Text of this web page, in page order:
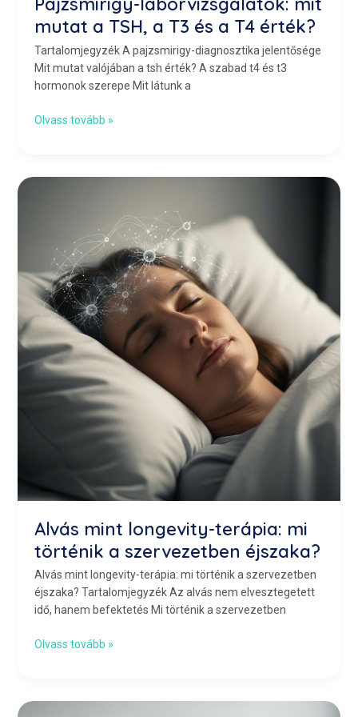
mutat a TSH, a T3 és a T4 érték?
Tartalomjegyzék A pajzsmirigy-diagnosztika jelentősége
Mit mutat valójában a tsh érték? A szabad t4 és t3
hormonok szerepe Mit látunk a
Olvass tovább »
Alvás mint longevity-terápia: mi
történik a szervezetben éjszaka?
Alvás mint longevity-terápia: mi történik a szervezetben
éjszaka? Tartalomjegyzék Az alvás nem elvesztegetett
idő, hanem befektetés Mi történik a szervezetben
történik
a
szervezetben
éjszaka?
Olvass tovább »